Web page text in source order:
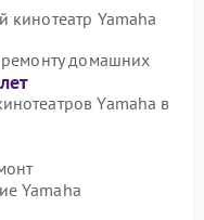
Yamaha
домашних
Yamaha в
Yamaha